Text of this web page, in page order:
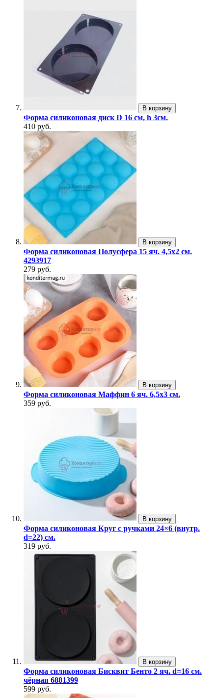
В корзину
Форма силиконовая диск D 16 см, h 3см.
410 руб.
В корзину
Форма силиконовая Полусфера 15 яч. 4,5х2 см.
4293917
279 руб.
В корзину
Форма силиконовая Маффин 6 яч. 6,5х3 см.
359 руб.
В корзину
Форма силиконовая Круг с ручками 24×6 (внутр.
d=22) см.
319 руб.
В корзину
Форма силиконовая Бисквит Бенто 2 яч. d=16 см.
чёрная 6881399
599 руб.